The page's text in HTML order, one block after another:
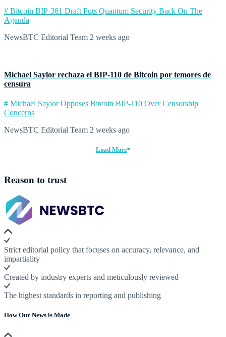
# Bitcoin BIP-361 Draft Puts Quantum Security Back On The
Agenda
NewsBTC Editorial Team 2 weeks ago
Michael Saylor rechaza el BIP‑110 de Bitcoin por temores de
censura
# Michael Saylor Opposes Bitcoin BIP-110 Over Censorship
Concerns
NewsBTC Editorial Team 2 weeks ago
Load More
Reason to trust
Strict editorial policy that focuses on accuracy, relevance, and
impartiality
Created by industry experts and meticulously reviewed
The highest standards in reporting and publishing
How Our News is Made